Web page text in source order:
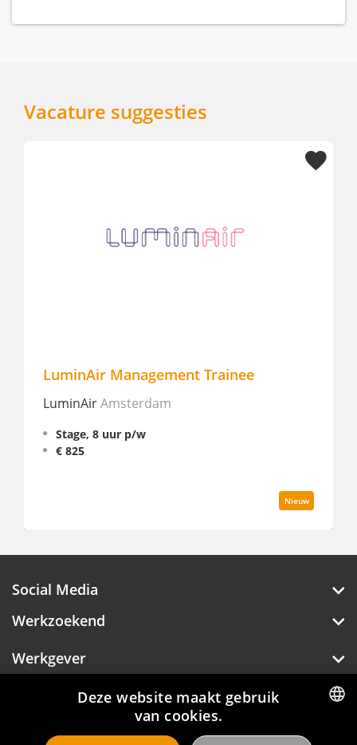
Vacature suggesties
Management Trainee
Amsterdam
Stage, 8 uur p/w
Social Media
Werkzoekend
Werkgever
Over Hotelprofessionals
DUTCH
Deze website maakt gebruik
van cookies.